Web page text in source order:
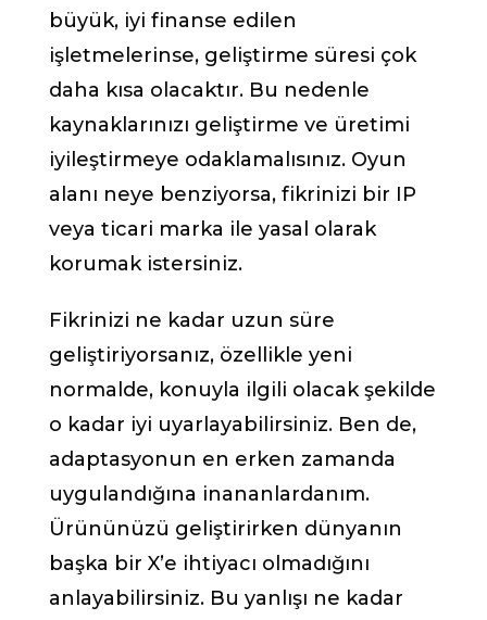
büyük, iyi finanse edilen
işletmelerinse, geliştirme süresi çok
daha kısa olacaktır. Bu nedenle
kaynaklarınızı geliştirme ve üretimi
iyileştirmeye odaklamalısınız. Oyun
alanı neye benziyorsa, fikrinizi bir IP
veya ticari marka ile yasal olarak
korumak istersiniz.
Fikrinizi ne kadar uzun süre
geliştiriyorsanız, özellikle yeni
normalde, konuyla ilgili olacak şekilde
o kadar iyi uyarlayabilirsiniz. Ben de,
adaptasyonun en erken zamanda
uygulandığına inananlardanım.
Ürününüzü geliştirirken dünyanın
başka bir X’e ihtiyacı olmadığını
anlayabilirsiniz. Bu yanlışı ne kadar